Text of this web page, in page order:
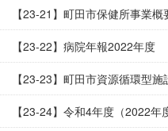
【23-21】町田市保健所事業
【23-22】病院年報2022年度
【23-23】町田市資源循環型
【23-24】令和4年度（2022